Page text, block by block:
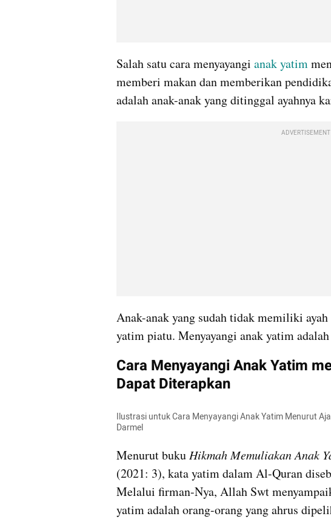
Salah satu cara menyayangi anak yatim
memberi makan dan memberikan
adalah anak-anak yang ditinggal ayahnya
ADVERTISEMENT
Anak-anak yang sudah tidak memiliki
yatim piatu. Menyayangi anak yatim
Cara Menyayangi Anak Yatim
Dapat Diterapkan
Ilustrasi untuk Cara Menyayangi Anak Yatim Menurut
Darmel
Menurut buku Hikmah Memuliakan Anak
(2021: 3), kata yatim dalam Al-Quran
Melalui firman-Nya, Allah Swt
yatim adalah orang-orang yang ahrus